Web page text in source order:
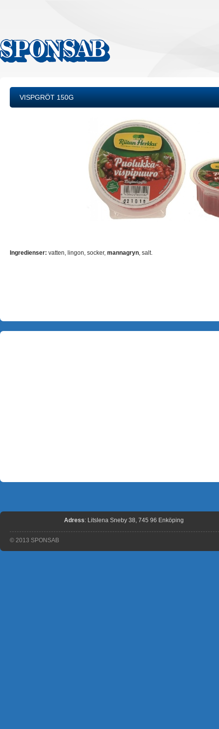
VISPGRÖT 150G
Ingredienser: vatten, lingon, socker, mannagryn, salt.
Adress: Litslena Sneby 38, 745 96 Enköping
© 2013 SPONSAB